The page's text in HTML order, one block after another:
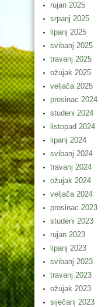
rujan 2025
srpanj 2025
lipanj 2025
svibanj 2025
travanj 2025
ožujak 2025
veljača 2025
prosinac 2024
studeni 2024
listopad 2024
lipanj 2024
svibanj 2024
travanj 2024
ožujak 2024
veljača 2024
prosinac 2023
studeni 2023
rujan 2023
lipanj 2023
svibanj 2023
travanj 2023
ožujak 2023
siječanj 2023